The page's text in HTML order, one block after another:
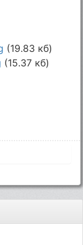
(19.83 кб)
(15.37 кб)